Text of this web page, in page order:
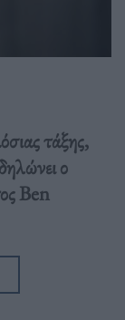
τάξης,
ο
Ben